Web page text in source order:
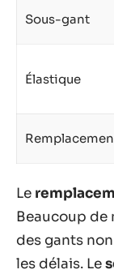
Sous-gant
Élastique
Le
Beaucoup de
des gants
les délais. Le